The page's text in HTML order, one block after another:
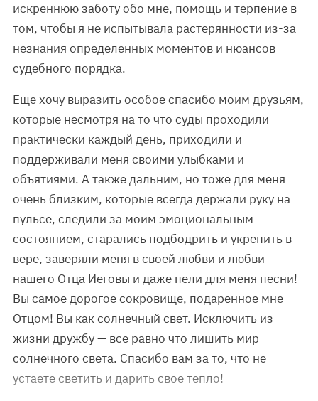
искреннюю заботу обо мне, помощь и терпение в
том, чтобы я не испытывала растерянности из-за
незнания определенных моментов и нюансов
судебного порядка.
Еще хочу выразить особое спасибо моим друзьям,
которые несмотря на то что суды проходили
практически каждый день, приходили и
поддерживали меня своими улыбками и
объятиями. А также дальним, но тоже для меня
очень близким, которые всегда держали руку на
пульсе, следили за моим эмоциональным
состоянием, старались подбодрить и укрепить в
вере, заверяли меня в своей любви и любви
нашего Отца Иеговы и даже пели для меня песни!
Вы самое дорогое сокровище, подаренное мне
Отцом! Вы как солнечный свет. Исключить из
жизни дружбу — все равно что лишить мир
солнечного света. Спасибо вам за то, что не
устаете светить и дарить свое тепло!